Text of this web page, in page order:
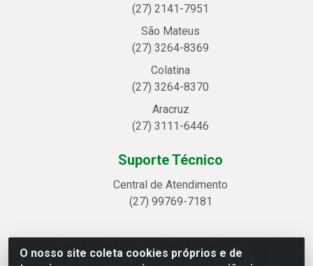
O nosso site coleta cookies próprios e de
(27) 2141-7951
São Mateus
(27) 3264-8369
Colatina
(27) 3264-8370
Aracruz
(27) 3111-6446
Suporte Técnico
Central de Atendimento
(27) 99769-7181
Linhavix Distribuidora LTDA - Avenida Alegre, 2521 -